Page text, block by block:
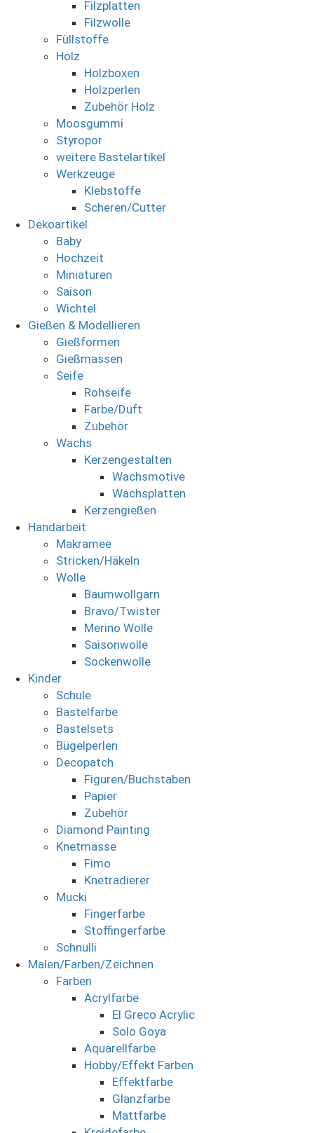
Filzplatten
Filzwolle
Füllstoffe
Holz
Holzboxen
Holzperlen
Zubehör Holz
Moosgummi
Styropor
weitere Bastelartikel
Werkzeuge
Klebstoffe
Scheren/Cutter
Dekoartikel
Baby
Hochzeit
Miniaturen
Saison
Wichtel
Gießen & Modellieren
Gießformen
Gießmassen
Seife
Rohseife
Farbe/Duft
Zubehör
Wachs
Kerzengestalten
Wachsmotive
Wachsplatten
Kerzengießen
Handarbeit
Makramee
Stricken/Häkeln
Wolle
Baumwollgarn
Bravo/Twister
Merino Wolle
Saisonwolle
Sockenwolle
Kinder
Schule
Bastelfarbe
Bastelsets
Bügelperlen
Decopatch
Figuren/Buchstaben
Papier
Zubehör
Diamond Painting
Knetmasse
Fimo
Knetradierer
Mucki
Fingerfarbe
Stoffingerfarbe
Schnulli
Malen/Farben/Zeichnen
Farben
Acrylfarbe
El Greco Acrylic
Solo Goya
Aquarellfarbe
Hobby/Effekt Farben
Effektfarbe
Glanzfarbe
Mattfarbe